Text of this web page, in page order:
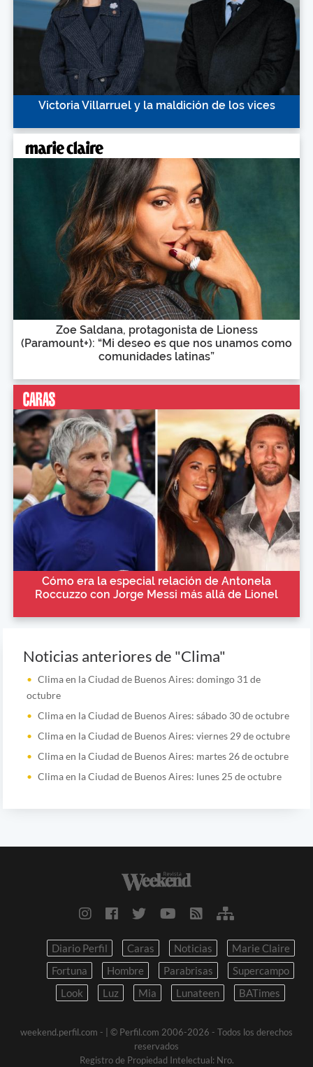
Victoria Villarruel y la maldición de los vices
Zoe Saldana, protagonista de Lioness
(Paramount+): “Mi deseo es que nos unamos como
comunidades latinas”
Cómo era la especial relación de Antonela
Roccuzzo con Jorge Messi más allá de Lionel
Noticias anteriores de "Clima"
Clima en la Ciudad de Buenos Aires: domingo 31 de
octubre
Clima en la Ciudad de Buenos Aires: sábado 30 de octubre
Clima en la Ciudad de Buenos Aires: viernes 29 de octubre
Clima en la Ciudad de Buenos Aires: martes 26 de octubre
Clima en la Ciudad de Buenos Aires: lunes 25 de octubre
Diario Perfil Caras Noticias
Marie Claire
Fortuna
Hombre Parabrisas
Supercampo
Look
Luz Mia Lunateen BATimes
weekend.perfil.com -
| © Perfil.com 2006-2026 - Todos los derechos
reservados
Registro de Propiedad Intelectual: Nro.